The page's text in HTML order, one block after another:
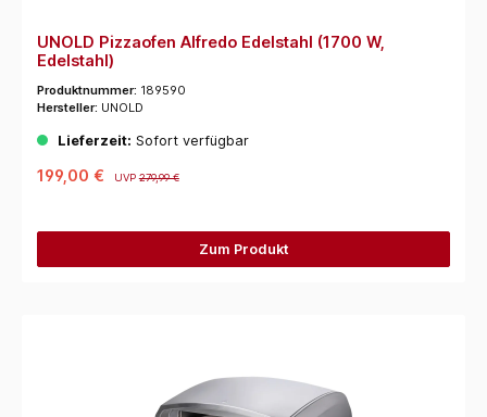
UNOLD Pizzaofen Alfredo Edelstahl (1700 W,
Edelstahl)
Produktnummer: 189590
Hersteller: UNOLD
Lieferzeit: Sofort verfügbar
199,00 € UVP279,99 €
Zum Produkt